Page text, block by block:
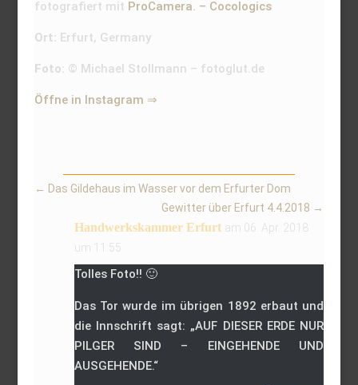
fotografiert mit ProCamera. – Cocologics
Ort: Erfurt, Germany
Foto: © Michael Stollmann – fotoglut.de
Öffne in Instagram ⇒
← Das Gildehaus im Wasser vor dem Erfurter Dom
Gewitter über Erfurt 4.4.2018 →
Handwerkskammer Erfurt am 06. Apr. 2018
um 11:55
Tolles Foto!! 🙂
Das Tor wurde im übrigen 1892 erbaut und
die Innschrift sagt: „AUF DIESER ERDE NUR
PILGER SIND – EINGEHENDE UND
AUSGEHENDE.“